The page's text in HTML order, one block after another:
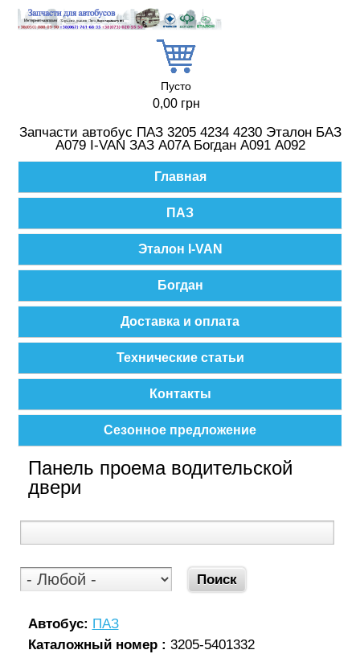
Пусто
0,00 грн
Запчасти автобус ПАЗ 3205 4234 4230 Эталон БАЗ
А079 I-VAN ЗАЗ A07A Богдан А091 А092
Главная
ПАЗ
Эталон I-VAN
Богдан
Доставка и оплата
Технические статьи
Контакты
Сезонное предложение
Панель проема водительской
двери
Автобус: ПАЗ
Каталожный номер : 3205-5401332